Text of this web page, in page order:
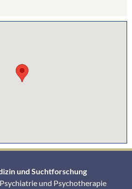
und Suchtforschung
und Psychotherapie